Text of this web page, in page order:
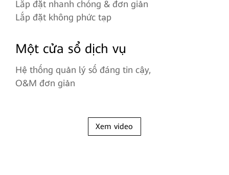
Lắp đặt nhanh chóng & đơn giản
Lắp đặt không phức tạp
Một cửa sổ dịch vụ
Hệ thống quản lý số đáng tin cậy,
O&M đơn giản
Xem video